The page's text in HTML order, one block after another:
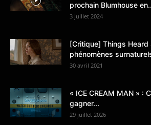
prochain Blumhouse
3 juillet 2024
[Critique] Things Heard
phénomènes
30 avril 2021
« ICE CREAM MAN » :
gagner...
29 juillet 2026